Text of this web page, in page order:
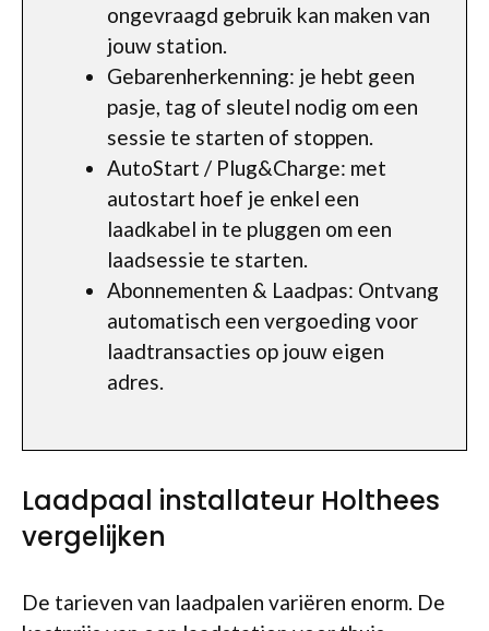
ongevraagd gebruik kan maken van
jouw station.
Gebarenherkenning: je hebt geen
pasje, tag of sleutel nodig om een
sessie te starten of stoppen.
AutoStart / Plug&Charge: met
autostart hoef je enkel een
laadkabel in te pluggen om een
laadsessie te starten.
Abonnementen & Laadpas: Ontvang
automatisch een vergoeding voor
laadtransacties op jouw eigen
adres.
Laadpaal installateur Holthees
vergelijken
De tarieven van laadpalen variëren enorm. De